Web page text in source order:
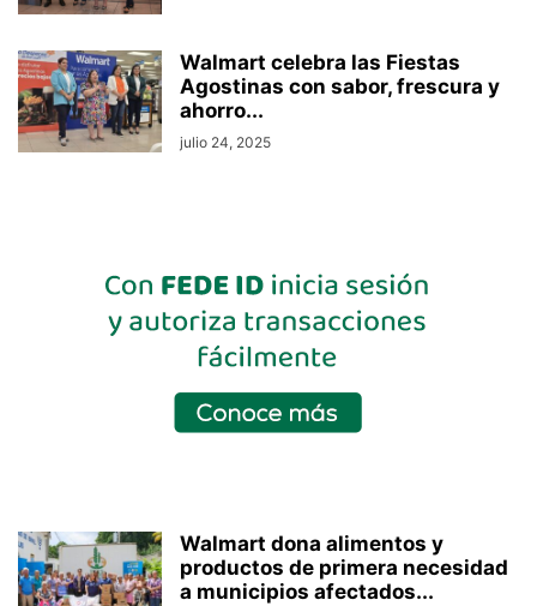
Walmart celebra las Fiestas
Agostinas con sabor, frescura y
ahorro...
julio 24, 2025
Walmart dona alimentos y
productos de primera necesidad
a municipios afectados...